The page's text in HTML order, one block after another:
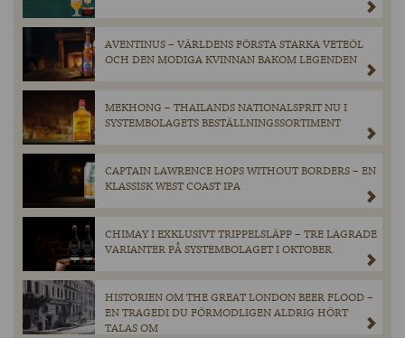
AVENTINUS – VÄRLDENS FÖRSTA STARKA VETEÖL
OCH DEN MODIGA KVINNAN BAKOM LEGENDEN
MEKHONG – THAILANDS NATIONALSPRIT NU I
SYSTEMBOLAGETS BESTÄLLNINGSSORTIMENT
CAPTAIN LAWRENCE HOPS WITHOUT BORDERS – EN
KLASSISK WEST COAST IPA
CHIMAY I EXKLUSIVT TRIPPELSLÄPP – TRE LAGRADE
VARIANTER PÅ SYSTEMBOLAGET I OKTOBER.
HISTORIEN OM THE GREAT LONDON BEER FLOOD –
EN TRAGEDI DU FÖRMODLIGEN ALDRIG HÖRT
TALAS OM